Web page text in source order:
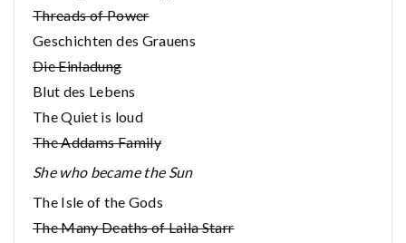
Threads of Power
Geschichten des Grauens
Die Einladung
Blut des Lebens
The Quiet is loud
The Addams Family
She who became the Sun
The Isle of the Gods
The Many Deaths of Laila Starr